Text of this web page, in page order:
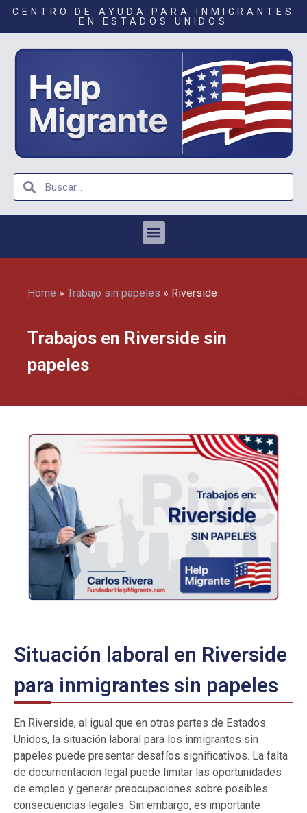
CENTRO DE AYUDA PARA INMIGRANTES
EN ESTADOS UNIDOS
Home » Trabajo sin papeles » Riverside
Trabajos en Riverside sin
papeles
Situación laboral en Riverside
para inmigrantes sin papeles
En Riverside, al igual que en otras partes de Estados
Unidos, la situación laboral para los inmigrantes sin
papeles puede presentar desafíos significativos. La falta
de documentación legal puede limitar las oportunidades
de empleo y generar preocupaciones sobre posibles
consecuencias legales. Sin embargo, es importante